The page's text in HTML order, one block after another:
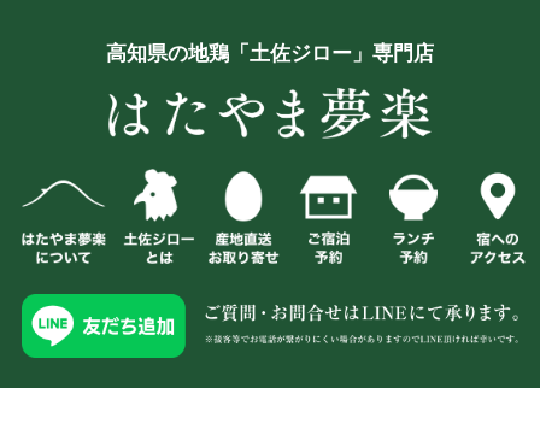
高知県の地鶏「土佐ジロー」専門店